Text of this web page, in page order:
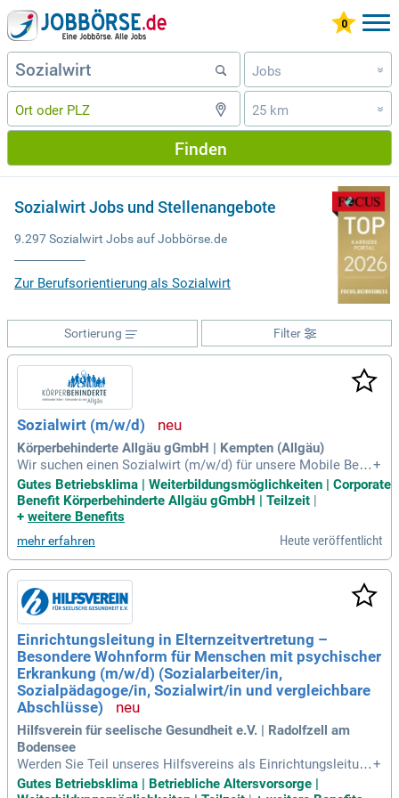
Jobs »
25 km »
Finden
Sozialwirt Jobs und Stellenangebote
9.297 Sozialwirt Jobs auf Jobbörse.de
Zur Berufsorientierung als Sozialwirt
Filter
Sortierung
Sozialwirt (m/w/d)
Körperbehinderte Allgäu gGmbH | Kempten (Allgäu)
Wir suchen einen Sozialwirt (m/w/d) für unsere Mobile Behi
ndertenhilfe in Kempten (Allgäu) ab dem 01.09.2026 in Teilz
eit. Als Fachkraft mit Berufserfahrung wirst du Teil eines en
gagierten Teams von 470 Mitarbeitern, die über 1.300 Mens
besteht darin, Klienten im Ambulant Begleiteten Wohnen zu
begleiten und in ihrem Alltag zu unterstützen. Dazu gehört di
e Hilfe bei Arztterminen und Behördengängen, um Selbststä
ndigkeit zu fördern. Gemeinsam setzen wir uns für Inklusion
und das Wohlbefinden unserer Klienten ein. Werde Teil unse
rer Mission für ein selbstbestimmtes Leben im Allgäu!
+
Gutes Betriebsklima | Weiterbildungsmöglichkeiten | Corporate
Benefit Körperbehinderte Allgäu gGmbH | Teilzeit |
+ weitere Benefits
mehr erfahren Heute veröffentlicht
Einrichtungsleitung in Elternzeitvertretung –
Besondere Wohnform für Menschen mit psychischer
Erkrankung (m/w/d) (Sozialarbeiter/in,
Sozialpädagoge/in, Sozialwirt/in und vergleichbare
Abschlüsse)
Hilfsverein für seelische Gesundheit e.V. | Radolfzell am
Bodensee
Werden Sie Teil unseres Hilfsvereins als Einrichtungsleitung
in Elternzeitvertretung (m/w/d) für Menschen mit psychisch
+
Gutes Betriebsklima | Betriebliche Altersvorsorge |